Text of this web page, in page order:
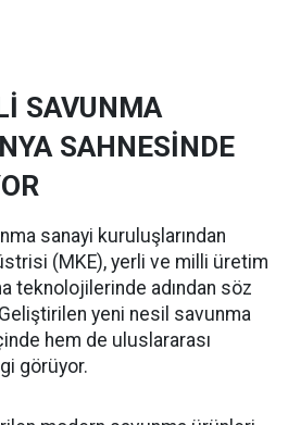
SAVUNMA
SAHNESİNDE
sanayi kuruluşlarından
(MKE), yerli ve milli üretim
teknolojilerinde adından söz
yeni nesil savunma
hem de uluslararası
görüyor.